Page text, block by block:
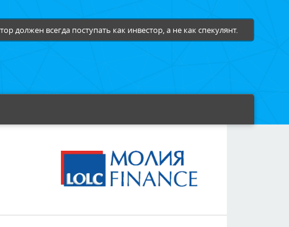
должен всегда поступать как инвестор, а не как спекулянт.